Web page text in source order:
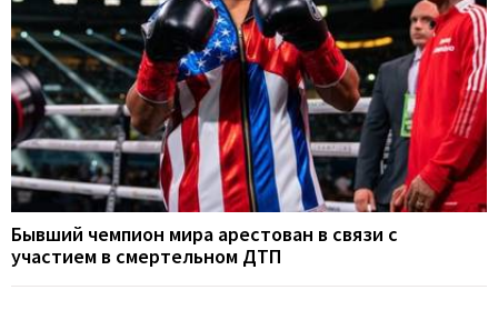
Бывший чемпион мира арестован в связи с
участием в смертельном ДТП